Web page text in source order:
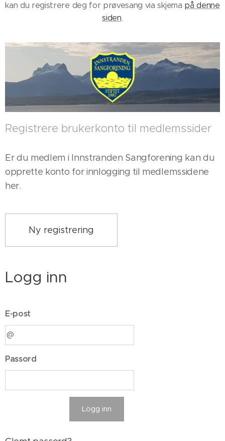
kan du registrere deg for prøvesang via skjema på denne
siden.
Registrere brukerkonto til medlemssider
Er du medlem i Innstranden Sangforening kan du
opprette konto for innlogging til medlemssidene
her.
Ny registrering
Logg inn
E-post
Passord
Logg inn